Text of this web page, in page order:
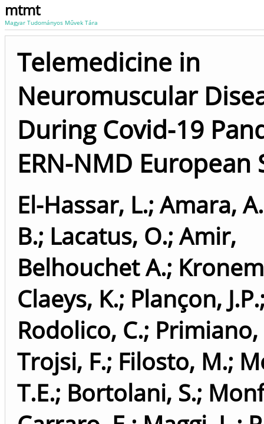
mtmt
Magyar Tudományos Művek Tára
Telemedicine in
Neuromuscular
During Covid-19
ERN-NMD European
El-Hassar, L.;Amara, A.
B.; Lacatus, O.;Amir,
Belhouchet A.;
Claeys, K.; Plançon, J.P.
Rodolico, C.; Primiano,
Trojsi, F.; Filosto, M.;
T.E.; Bortolani, S.;